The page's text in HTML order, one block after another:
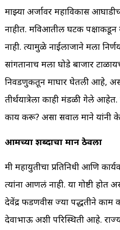
माझ्या अर्जावर महाविकास
नाहीत. मविआतील घटक पक्षाकडून
नाही. त्यामुळे नाईलाजाने मला
सांगतानाच मला घोडे बाजार
निवडणुकीतून माघार घेतली आहे,
तीर्थयात्रेला काही मंडळी गेले
काय करू? असा सवाल माने यांनी
आमच्या शब्दाचा मान ठेवला
मी महायुतीचा प्रतिनिधी आणि
त्यांना आणलं नाही. या गोष्टी होत
देवेंद्र फडणवीस ज्या पद्धतीने
देवाभाऊ अशी परिस्थिती आहे.